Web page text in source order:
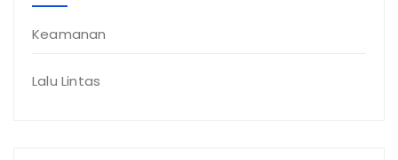
Keamanan
Lalu Lintas